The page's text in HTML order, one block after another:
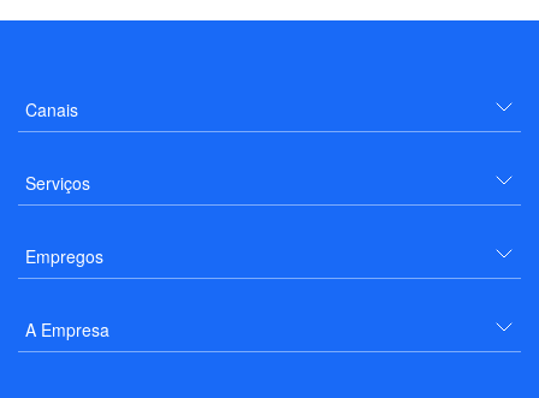
Canais
Serviços
Empregos
A Empresa